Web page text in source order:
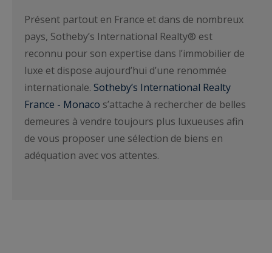
Présent partout en France et dans de nombreux
pays, Sotheby’s International Realty® est
reconnu pour son expertise dans l’immobilier de
luxe et dispose aujourd’hui d’une renommée
internationale. Sotheby’s International Realty
France - Monaco s’attache à rechercher de belles
demeures à vendre toujours plus luxueuses afin
de vous proposer une sélection de biens en
adéquation avec vos attentes.